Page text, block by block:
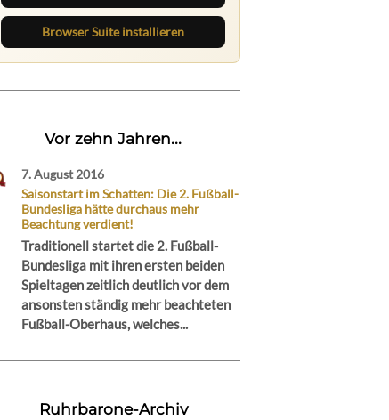
Browser Suite installieren
Vor zehn Jahren...
7. August 2016
Saisonstart im Schatten: Die 2. Fußball-
Bundesliga hätte durchaus mehr
Beachtung verdient!
Traditionell startet die 2. Fußball-
Bundesliga mit ihren ersten beiden
Spieltagen zeitlich deutlich vor dem
ansonsten ständig mehr beachteten
Fußball-Oberhaus, welches...
Ruhrbarone-Archiv